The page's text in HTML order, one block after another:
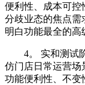
便利性、成本可控
分歧业态的焦点需
明白功能最全的高
4。 实和测试阶
仿门店日常运营场
功能便利性、不